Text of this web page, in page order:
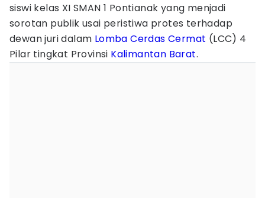
siswi kelas XI SMAN 1 Pontianak yang menjadi
sorotan publik usai peristiwa protes terhadap
dewan juri dalam Lomba Cerdas Cermat (LCC) 4
Pilar tingkat Provinsi Kalimantan Barat.